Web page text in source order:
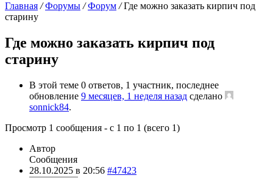
Главная / Форумы / Форум / Где можно заказать кирпич под
старину
Где можно заказать кирпич под
старину
В этой теме 0 ответов, 1 участник, последнее
обновление 9 месяцев, 1 неделя назад сделано
sonnick84.
Просмотр 1 сообщения - с 1 по 1 (всего 1)
Автор
Сообщения
28.10.2025 в 20:56 #47423